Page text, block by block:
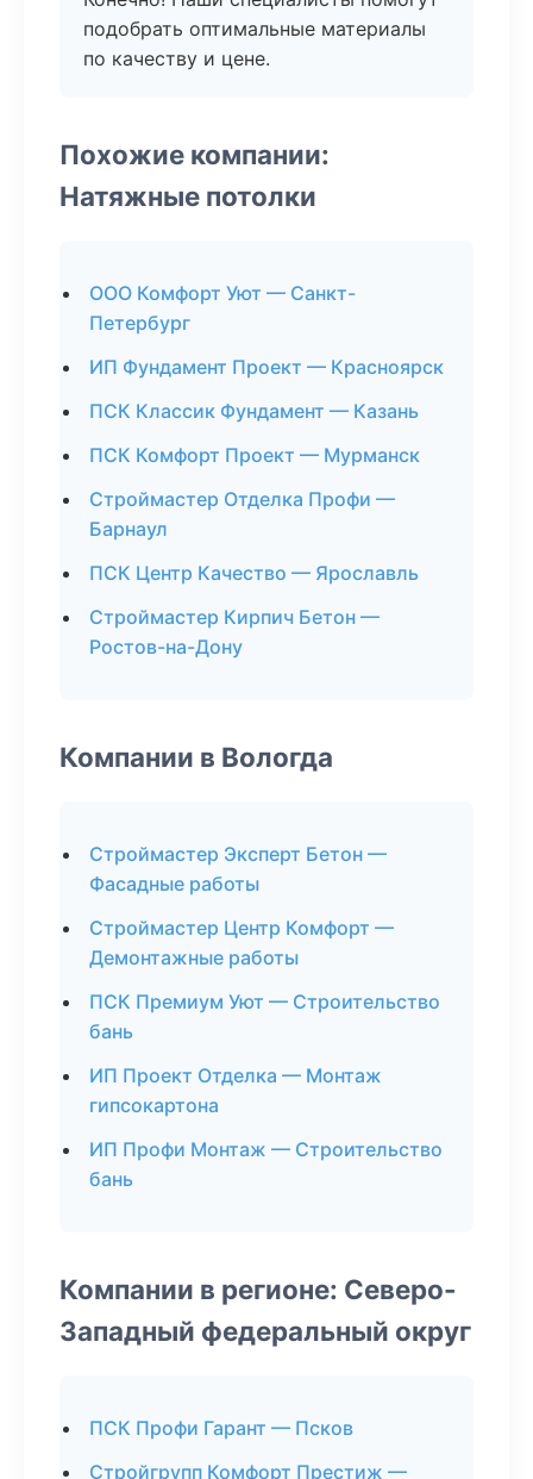
подобрать оптимальные материалы
по качеству и цене.
Похожие компании:
Натяжные потолки
ООО Комфорт Уют — Санкт-
Петербург
ИП Фундамент Проект — Красноярск
ПСК Классик Фундамент — Казань
ПСК Комфорт Проект — Мурманск
Строймастер Отделка Профи —
Барнаул
ПСК Центр Качество — Ярославль
Строймастер Кирпич Бетон —
Ростов-на-Дону
Компании в Вологда
Строймастер Эксперт Бетон —
Фасадные работы
Строймастер Центр Комфорт —
Демонтажные работы
ПСК Премиум Уют — Строительство
бань
ИП Проект Отделка — Монтаж
гипсокартона
ИП Профи Монтаж — Строительство
бань
Компании в регионе: Северо-
Западный федеральный округ
ПСК Профи Гарант — Псков
Стройгрупп Комфорт Престиж —